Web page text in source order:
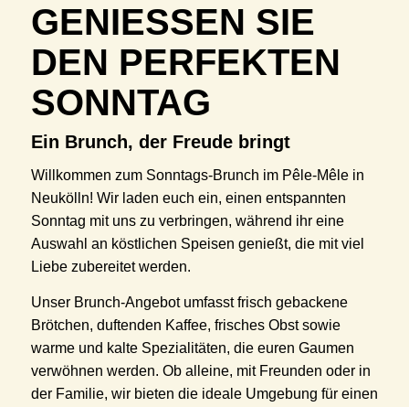
GENIESSEN SIE D
EN PERFEKTEN S
ONNTAG
Ein Brunch, der Freude bringt
Willkommen zum Sonntags-Brunch im Pêle-Mêle in
Neukölln! Wir laden euch ein, einen entspannten
Sonntag mit uns zu verbringen, während ihr eine
Auswahl an köstlichen Speisen genießt, die mit viel
Liebe zubereitet werden.
Unser Brunch-Angebot umfasst frisch gebackene
Brötchen, duftenden Kaffee, frisches Obst sowie
warme und kalte Spezialitäten, die euren Gaumen
verwöhnen werden. Ob alleine, mit Freunden oder in
der Familie, wir bieten die ideale Umgebung für einen